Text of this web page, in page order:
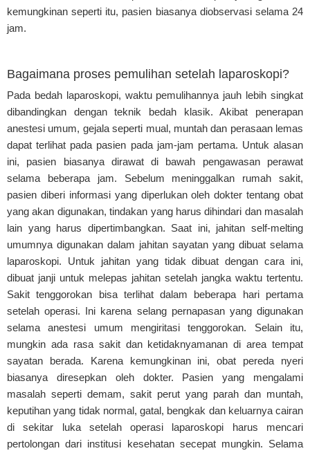
kemungkinan seperti itu, pasien biasanya diobservasi selama 24
jam.
Bagaimana proses pemulihan setelah laparoskopi?
Pada bedah laparoskopi, waktu pemulihannya jauh lebih singkat
dibandingkan dengan teknik bedah klasik. Akibat penerapan
anestesi umum, gejala seperti mual, muntah dan perasaan lemas
dapat terlihat pada pasien pada jam-jam pertama. Untuk alasan
ini, pasien biasanya dirawat di bawah pengawasan perawat
selama beberapa jam. Sebelum meninggalkan rumah sakit,
pasien diberi informasi yang diperlukan oleh dokter tentang obat
yang akan digunakan, tindakan yang harus dihindari dan masalah
lain yang harus dipertimbangkan. Saat ini, jahitan self-melting
umumnya digunakan dalam jahitan sayatan yang dibuat selama
laparoskopi. Untuk jahitan yang tidak dibuat dengan cara ini,
dibuat janji untuk melepas jahitan setelah jangka waktu tertentu.
Sakit tenggorokan bisa terlihat dalam beberapa hari pertama
setelah operasi. Ini karena selang pernapasan yang digunakan
selama anestesi umum mengiritasi tenggorokan. Selain itu,
mungkin ada rasa sakit dan ketidaknyamanan di area tempat
sayatan berada. Karena kemungkinan ini, obat pereda nyeri
biasanya diresepkan oleh dokter. Pasien yang mengalami
masalah seperti demam, sakit perut yang parah dan muntah,
keputihan yang tidak normal, gatal, bengkak dan keluarnya cairan
di sekitar luka setelah operasi laparoskopi harus mencari
pertolongan dari institusi kesehatan secepat mungkin. Selama